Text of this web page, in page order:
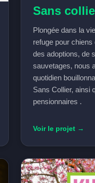
Sans
Plongée dans la
refuge pour
des adoptions, de
sauvetages, nous
quotidien
Sans Collier, ainsi
pensionnaires .
Voir le projet →